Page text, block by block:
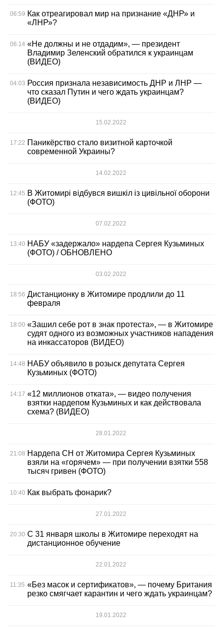
06:59 Как отреагировал мир на признание «ДНР» и
«ЛНР»?
06:14 «Не должны и не отдадим», — президент
Владимир Зеленский обратился к украинцам
(ВИДЕО)
04:03 Россия признала независимость ДНР и ЛНР —
что сказал Путин и чего ждать украинцам?
(ВИДЕО)
15.02.2022
17:22 Паникёрство стало визитной карточкой
современной Украины?
14.02.2022
12:45 В Житомирі відбувся вишкіл із цивільної оборони
(ФОТО)
07.02.2022
13:40 НАБУ «задержало» нардепа Сергея Кузьминых
(ФОТО) / ОБНОВЛЕНО
03.02.2022
18:56 Дистанционку в Житомире продлили до 11
февраля
18:00 «Зашил себе рот в знак протеста», — в Житомире
судят одного из возможных участников нападения
на инкассаторов (ВИДЕО)
14:48 НАБУ объявило в розыск депутата Сергея
Кузьминых (ФОТО)
14:17 «12 миллионов отката», — видео получения
взятки нардепом Кузьминых и как действовала
схема? (ВИДЕО)
28.01.2022
21:08 Нардепа СН от Житомира Сергея Кузьминых
взяли на «горячем» — при получении взятки 558
тысяч гривен (ФОТО)
10:40 Как выбрать фонарик?
27.01.2022
20:30 С 31 января школы в Житомире переходят на
дистанционное обучение
22.01.2022
11:35 «Без масок и сертификатов», — почему Британия
резко смягчает карантин и чего ждать украинцам?
19.01.2022